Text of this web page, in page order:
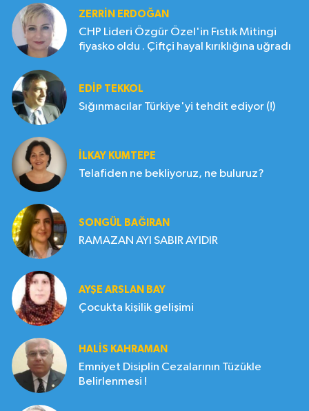
ZERRIN ERDOĞAN
CHP Lideri Özgür Özel'in Fıstık Mitingi
fiyasko oldu . Çiftçi hayal kırıklığına uğradı
EDIP TEKKOL
Sığınmacılar Türkiye'yi tehdit ediyor (!)
İLKAY KUMTEPE
Telafiden ne bekliyoruz, ne buluruz?
SONGÜL BAĞIRAN
RAMAZAN AYI SABIR AYIDIR
AYŞE ARSLAN BAY
Çocukta kişilik gelişimi
HALIS KAHRAMAN
Emniyet Disiplin Cezalarının Tüzükle
Belirlenmesi !